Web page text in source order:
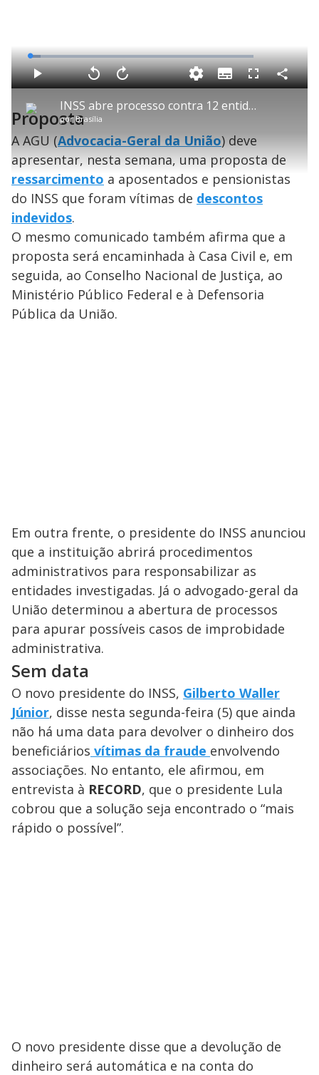
P
l
a
y
V
INSS abre processo contra 12 entidades investigadas por descontos ilegais nas aposentadorias
porBrasília
P V
l
a
r
s
e
g
u
d
o
A
n
0
s
e
g
n
d
s
u
o
L
o
a
d
e
4
.
8
%
S
u
b
i
t
F
l
e
C
o
r
Proposta
A AGU (Advocacia-Geral da União) deve
apresentar, nesta semana, uma proposta de
ressarcimento a aposentados e pensionistas
do INSS que foram vítimas de descontos
indevidos.
O mesmo comunicado também afirma que a
proposta será encaminhada à Casa Civil e, em
seguida, ao Conselho Nacional de Justiça, ao
Ministério Público Federal e à Defensoria
Pública da União.
Em outra frente, o presidente do INSS anunciou
que a instituição abrirá procedimentos
administrativos para responsabilizar as
entidades investigadas. Já o advogado-geral da
União determinou a abertura de processos
para apurar possíveis casos de improbidade
administrativa.
Sem data
O novo presidente do INSS, Gilberto Waller
Júnior, disse nesta segunda-feira (5) que ainda
não há uma data para devolver o dinheiro dos
beneficiários vítimas da fraude envolvendo
associações. No entanto, ele afirmou, em
entrevista à RECORD, que o presidente Lula
cobrou que a solução seja encontrado o “mais
rápido o possível”.
O novo presidente disse que a devolução de
dinheiro será automática e na conta do